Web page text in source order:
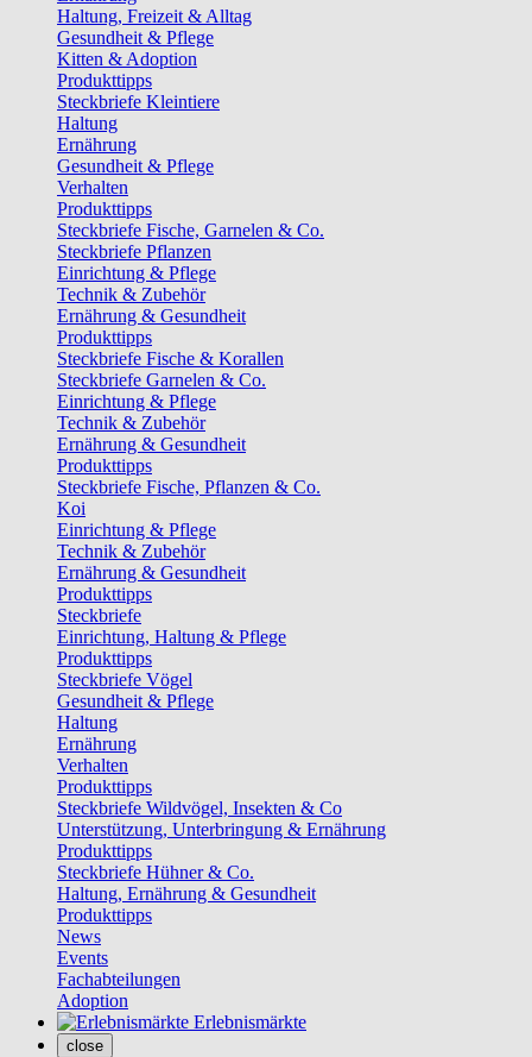
Haltung, Freizeit & Alltag
Gesundheit & Pflege
Kitten & Adoption
Produkttipps
Steckbriefe Kleintiere
Haltung
Ernährung
Gesundheit & Pflege
Verhalten
Produkttipps
Steckbriefe Fische, Garnelen & Co.
Steckbriefe Pflanzen
Einrichtung & Pflege
Technik & Zubehör
Ernährung & Gesundheit
Produkttipps
Steckbriefe Fische & Korallen
Steckbriefe Garnelen & Co.
Einrichtung & Pflege
Technik & Zubehör
Ernährung & Gesundheit
Produkttipps
Steckbriefe Fische, Pflanzen & Co.
Koi
Einrichtung & Pflege
Technik & Zubehör
Ernährung & Gesundheit
Produkttipps
Steckbriefe
Einrichtung, Haltung & Pflege
Produkttipps
Steckbriefe Vögel
Gesundheit & Pflege
Haltung
Ernährung
Verhalten
Produkttipps
Steckbriefe Wildvögel, Insekten & Co
Unterstützung, Unterbringung & Ernährung
Produkttipps
Steckbriefe Hühner & Co.
Haltung, Ernährung & Gesundheit
Produkttipps
News
Events
Fachabteilungen
Adoption
Erlebnismärkte
close